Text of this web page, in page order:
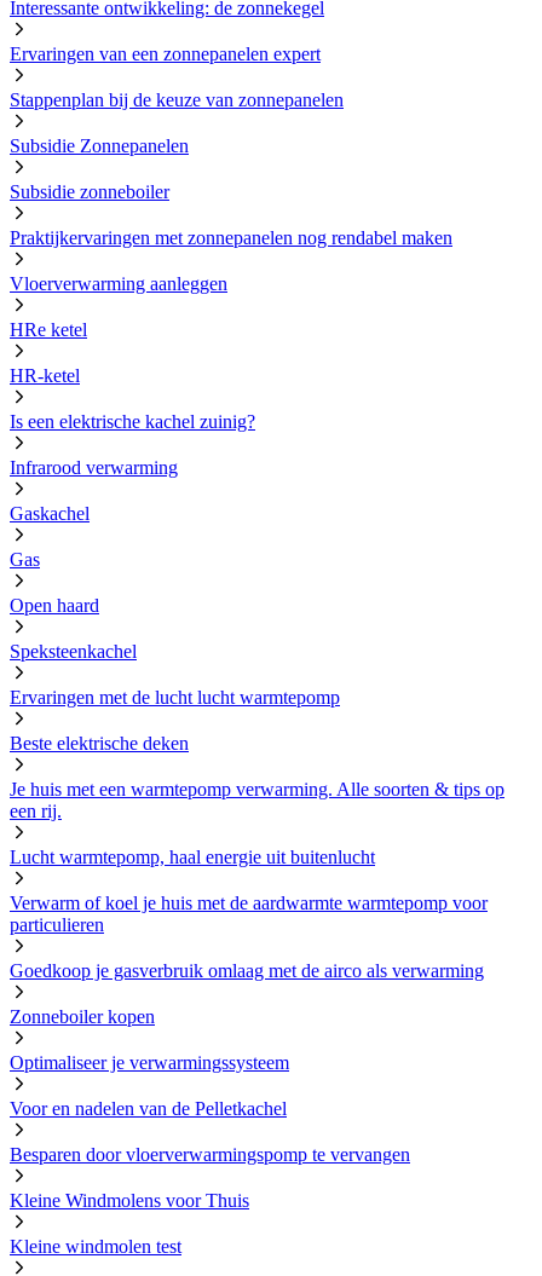
Interessante ontwikkeling: de zonnekegel
Ervaringen van een zonnepanelen expert
Stappenplan bij de keuze van zonnepanelen
Subsidie Zonnepanelen
Subsidie zonneboiler
Praktijkervaringen met zonnepanelen nog rendabel maken
Vloerverwarming aanleggen
HRe ketel
HR-ketel
Is een elektrische kachel zuinig?
Infrarood verwarming
Gaskachel
Gas
Open haard
Speksteenkachel
Ervaringen met de lucht lucht warmtepomp
Beste elektrische deken
Je huis met een warmtepomp verwarming. Alle soorten & tips op
een rij.
Lucht warmtepomp, haal energie uit buitenlucht
Verwarm of koel je huis met de aardwarmte warmtepomp voor
particulieren
Goedkoop je gasverbruik omlaag met de airco als verwarming
Zonneboiler kopen
Optimaliseer je verwarmingssysteem
Voor en nadelen van de Pelletkachel
Besparen door vloerverwarmingspomp te vervangen
Kleine Windmolens voor Thuis
Kleine windmolen test